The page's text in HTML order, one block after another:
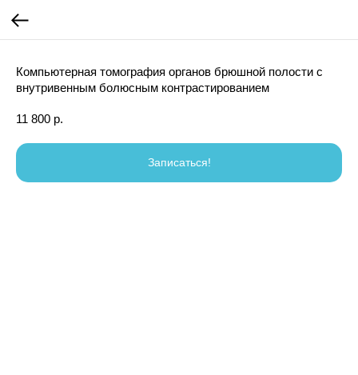
Компьютерная томография органов брюшной полости с
внутривенным болюсным контрастированием
11 800 р.
Записаться!